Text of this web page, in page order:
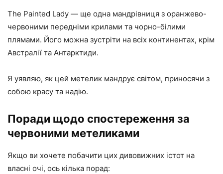
The Painted Lady — ще одна мандрівниця з оранжево-
червоними передніми крилами та чорно-білими
плямами. Його можна зустріти на всіх континентах, крім
Австралії та Антарктиди.
Я уявляю, як цей метелик мандрує світом, приносячи з
собою красу та надію.
Поради щодо спостереження за
червоними метеликами
Якщо ви хочете побачити цих дивовижних істот на
власні очі, ось кілька порад: